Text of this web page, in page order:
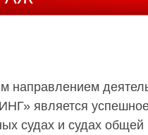
направлением
является успешное
судах и судах